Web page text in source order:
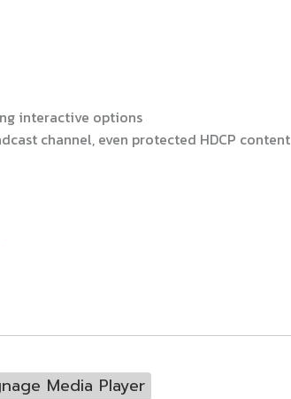
interactive options
channel, even protected HDCP content
Media Player